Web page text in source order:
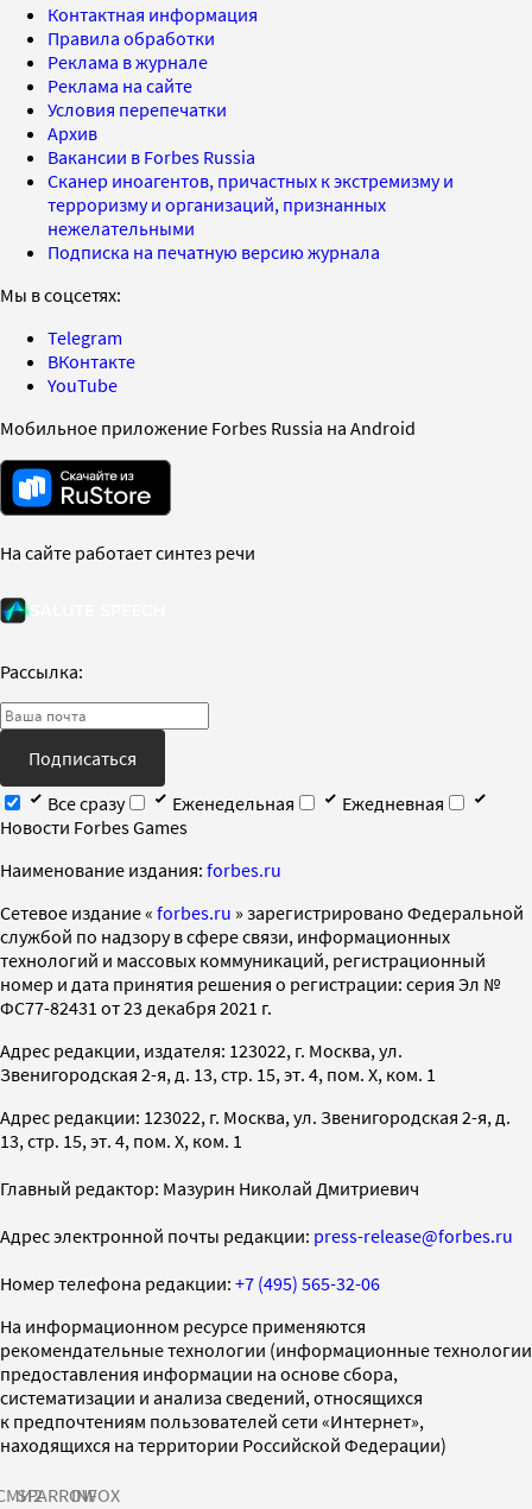
Контактная информация
Правила обработки
Реклама в журнале
Реклама на сайте
Условия перепечатки
Архив
Вакансии в Forbes Russia
Сканер иноагентов, причастных к экстремизму и
терроризму и организаций, признанных
нежелательными
Подписка на печатную версию журнала
Мы в соцсетях:
Telegram
ВКонтакте
YouTube
Мобильное приложение Forbes Russia на Android
На сайте работает синтез речи
Рассылка:
Подписаться
Все сразу
Еженедельная
Ежедневная
Новости Forbes Games
Наименование издания: forbes.ru
Cетевое издание « forbes.ru » зарегистрировано Федеральной
службой по надзору в сфере связи, информационных
технологий и массовых коммуникаций, регистрационный
номер и дата принятия решения о регистрации: серия Эл №
ФС77-82431 от 23 декабря 2021 г.
Адрес редакции, издателя: 123022, г. Москва, ул.
Звенигородская 2-я, д. 13, стр. 15, эт. 4, пом. X, ком. 1
Адрес редакции: 123022, г. Москва, ул. Звенигородская 2-я, д.
13, стр. 15, эт. 4, пом. X, ком. 1
Главный редактор: Мазурин Николай Дмитриевич
Адрес электронной почты редакции: press-release@forbes.ru
Номер телефона редакции: +7 (495) 565-32-06
На информационном ресурсе применяются
рекомендательные технологии (информационные технологии
предоставления информации на основе сбора,
систематизации и анализа сведений, относящихся
к предпочтениям пользователей сети «Интернет»,
находящихся на территории Российской Федерации)
SPARROWINFOX